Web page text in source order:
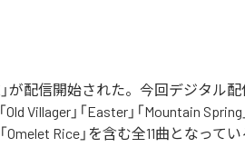
」が配信開始された。今回デジタル
Old Villager」「Easter」「Mountain
「Omelet Rice」を含む全11曲となってい